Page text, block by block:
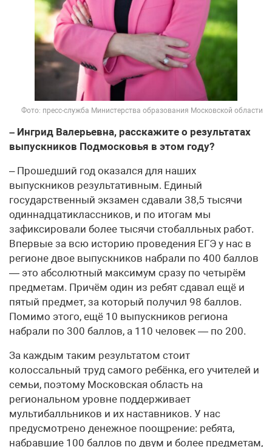
Фото: пресс-служба Министерства образования Московской области
– Ингрид Валерьевна, расскажите о результатах
выпускников Подмосковья в этом году?
– Прошедший год оказался для наших
выпускников результативным. Единый
государственный экзамен сдавали 38,5 тысячи
одиннадцатиклассников, и по итогам мы
зафиксировали более тысячи стобалльных работ.
Впервые за всю историю проведения ЕГЭ у нас в
регионе двое выпускников набрали по 400 баллов
— это абсолютный максимум сразу по четырём
предметам. Причём один из ребят сдавал ещё и
пятый предмет, за который получил 98 баллов.
Помимо этого, ещё 10 выпускников региона
набрали по 300 баллов, а 110 человек — по 200.
За каждым таким результатом стоит
колоссальный труд самого ребёнка, его учителей и
семьи, поэтому Московская область на
региональном уровне поддерживает
мультибалльников и их наставников. У нас
предусмотрено денежное поощрение: ребята,
набравшие 100 баллов по двум и более предметам,